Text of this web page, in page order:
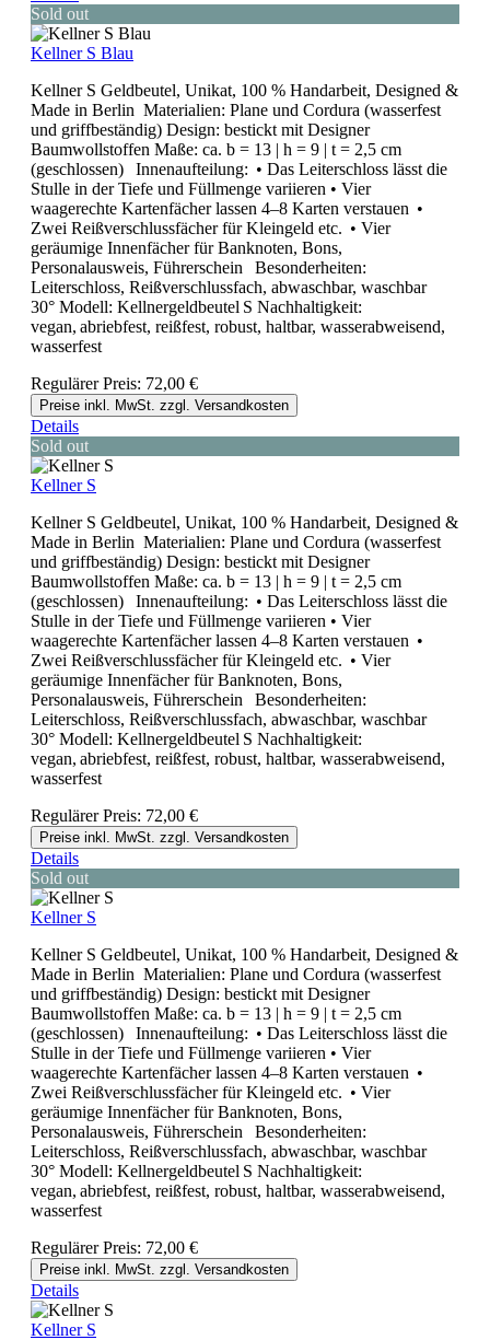
Sold out
Kellner S Blau
Kellner S Geldbeutel, Unikat, 100 % Handarbeit, Designed &
Made in Berlin Materialien: Plane und Cordura (wasserfest
und griffbeständig) Design: bestickt mit Designer
Baumwollstoffen Maße: ca. b = 13 | h = 9 | t = 2,5 cm
(geschlossen) Innenaufteilung: • Das Leiterschloss lässt die
Stulle in der Tiefe und Füllmenge variieren • Vier
waagerechte Kartenfächer lassen 4–8 Karten verstauen •
Zwei Reißverschlussfächer für Kleingeld etc. • Vier
geräumige Innenfächer für Banknoten, Bons,
Personalausweis, Führerschein Besonderheiten:
Leiterschloss, Reißverschlussfach, abwaschbar, waschbar
30° Modell: Kellnergeldbeutel S Nachhaltigkeit:
vegan, abriebfest, reißfest, robust, haltbar, wasserabweisend,
wasserfest
Regulärer Preis: 72,00 €
Preise inkl. MwSt. zzgl. Versandkosten
Details
Sold out
Kellner S
Kellner S Geldbeutel, Unikat, 100 % Handarbeit, Designed &
Made in Berlin Materialien: Plane und Cordura (wasserfest
und griffbeständig) Design: bestickt mit Designer
Baumwollstoffen Maße: ca. b = 13 | h = 9 | t = 2,5 cm
(geschlossen) Innenaufteilung: • Das Leiterschloss lässt die
Stulle in der Tiefe und Füllmenge variieren • Vier
waagerechte Kartenfächer lassen 4–8 Karten verstauen •
Zwei Reißverschlussfächer für Kleingeld etc. • Vier
geräumige Innenfächer für Banknoten, Bons,
Personalausweis, Führerschein Besonderheiten:
Leiterschloss, Reißverschlussfach, abwaschbar, waschbar
30° Modell: Kellnergeldbeutel S Nachhaltigkeit:
vegan, abriebfest, reißfest, robust, haltbar, wasserabweisend,
wasserfest
Regulärer Preis: 72,00 €
Preise inkl. MwSt. zzgl. Versandkosten
Details
Sold out
Kellner S
Kellner S Geldbeutel, Unikat, 100 % Handarbeit, Designed &
Made in Berlin Materialien: Plane und Cordura (wasserfest
und griffbeständig) Design: bestickt mit Designer
Baumwollstoffen Maße: ca. b = 13 | h = 9 | t = 2,5 cm
(geschlossen) Innenaufteilung: • Das Leiterschloss lässt die
Stulle in der Tiefe und Füllmenge variieren • Vier
waagerechte Kartenfächer lassen 4–8 Karten verstauen •
Zwei Reißverschlussfächer für Kleingeld etc. • Vier
geräumige Innenfächer für Banknoten, Bons,
Personalausweis, Führerschein Besonderheiten:
Leiterschloss, Reißverschlussfach, abwaschbar, waschbar
30° Modell: Kellnergeldbeutel S Nachhaltigkeit:
vegan, abriebfest, reißfest, robust, haltbar, wasserabweisend,
wasserfest
Regulärer Preis: 72,00 €
Preise inkl. MwSt. zzgl. Versandkosten
Details
Kellner S